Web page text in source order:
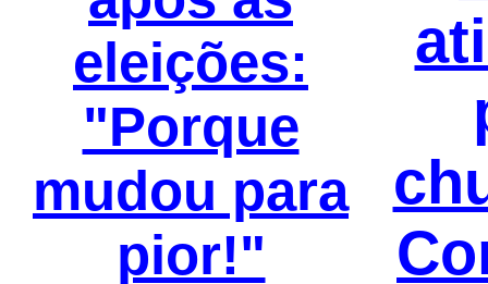
eleições:
"Porque
mudou para
pior!"